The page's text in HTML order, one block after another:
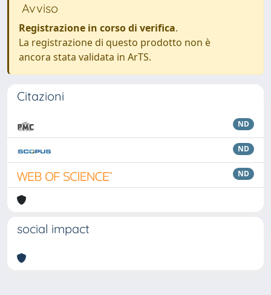
Avviso
Registrazione in corso di verifica.
La registrazione di questo prodotto non è
ancora stata validata in ArTS.
Citazioni
ND
ND
ND
social impact